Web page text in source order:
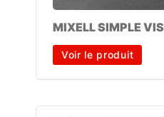
MIXELL SIMPLE VIS
Voir le produit